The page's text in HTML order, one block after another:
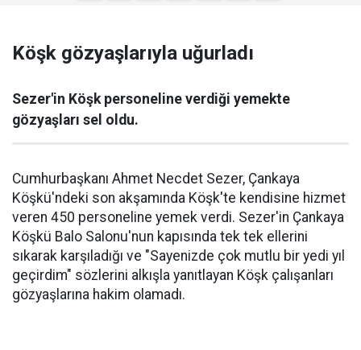
Köşk gözyaşlarıyla uğurladı
Sezer'in Köşk personeline verdiği yemekte
gözyaşları sel oldu.
Cumhurbaşkanı Ahmet Necdet Sezer, Çankaya
Köşkü'ndeki son akşamında Köşk'te kendisine hizmet
veren 450 personeline yemek verdi. Sezer'in Çankaya
Köşkü Balo Salonu'nun kapısında tek tek ellerini
sıkarak karşıladığı ve "Sayenizde çok mutlu bir yedi yıl
geçirdim" sözlerini alkışla yanıtlayan Köşk çalışanları
gözyaşlarına hakim olamadı.